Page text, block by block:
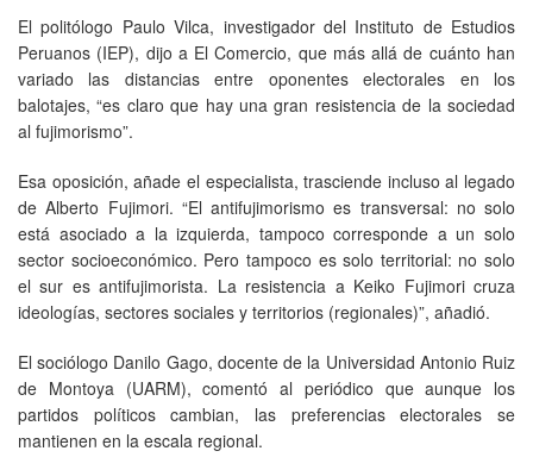
El politólogo Paulo Vilca, investigador del Instituto de Estudios
Peruanos (IEP), dijo a El Comercio, que más allá de cuánto han
variado las distancias entre oponentes electorales en los
balotajes, “es claro que hay una gran resistencia de la sociedad
al fujimorismo”.
Esa oposición, añade el especialista, trasciende incluso al legado
de Alberto Fujimori. “El antifujimorismo es transversal: no solo
está asociado a la izquierda, tampoco corresponde a un solo
sector socioeconómico. Pero tampoco es solo territorial: no solo
el sur es antifujimorista. La resistencia a Keiko Fujimori cruza
ideologías, sectores sociales y territorios (regionales)”, añadió.
El sociólogo Danilo Gago, docente de la Universidad Antonio Ruiz
de Montoya (UARM), comentó al periódico que aunque los
partidos políticos cambian, las preferencias electorales se
mantienen en la escala regional.